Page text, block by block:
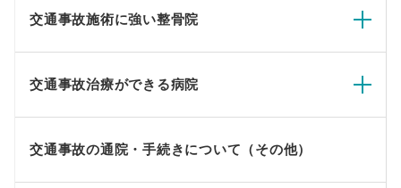
交通事故施術に強い整骨院
交通事故治療ができる病院
交通事故の通院・手続きについて（その他）